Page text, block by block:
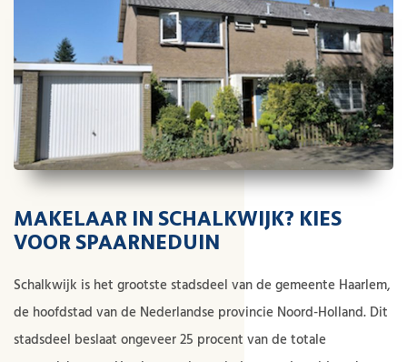
MAKELAAR IN SCHALKWIJK? KIES
VOOR SPAARNEDUIN
Schalkwijk is het grootste stadsdeel van de gemeente Haarlem,
de hoofdstad van de Nederlandse provincie Noord-Holland. Dit
stadsdeel beslaat ongeveer 25 procent van de totale